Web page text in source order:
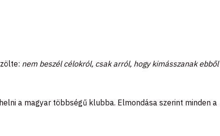
nem beszél célokról, csak arról, hogy kimásszanak ebből
a magyar többségű klubba. Elmondása szerint minden a